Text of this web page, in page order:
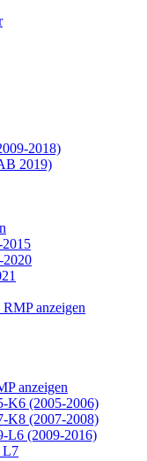
2018)
2019)
anzeigen
anzeigen
K6 (2005-2006)
K8 (2007-2008)
L6 (2009-2016)
L7